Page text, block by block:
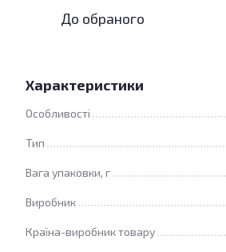
До обраного
Характеристики
Особливості
Тип
Вага упаковки, г
Виробник
Країна-виробник товару